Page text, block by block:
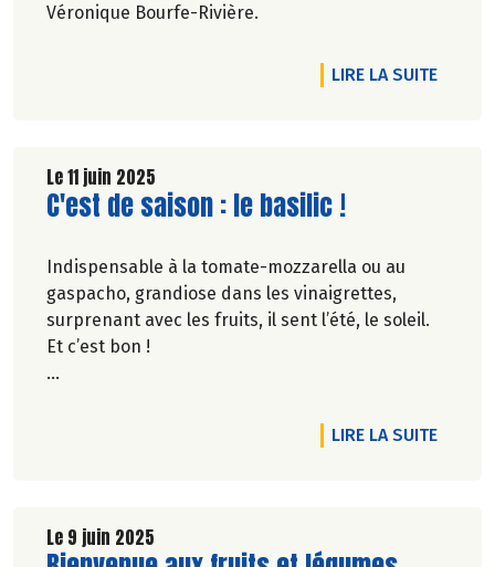
Véronique Bourfe-Rivière.
LIRE LA SUITEDE
Le 11 juin 2025
Lire la suite de l'article
C'est de saison : le basilic !
Indispensable à la tomate-mozzarella ou au
gaspacho, grandiose dans les vinaigrettes,
surprenant avec les fruits, il sent l’été, le soleil.
Et c’est bon !
LIRE LA SUITEDE
Le 9 juin 2025